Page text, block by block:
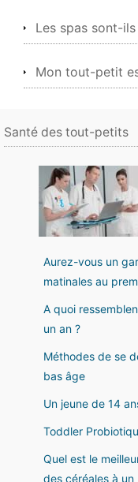
Les spas sont-
Mon tout-petit
Santé des tout-petits
Aurez-vous un
matinales au
A quoi
un an ?
Méthodes de se
bas âge
Un jeune de 14
Toddler
Quel est le
des céréales à